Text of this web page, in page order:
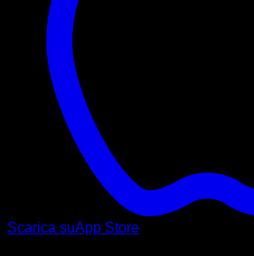
Scarica suApp Store